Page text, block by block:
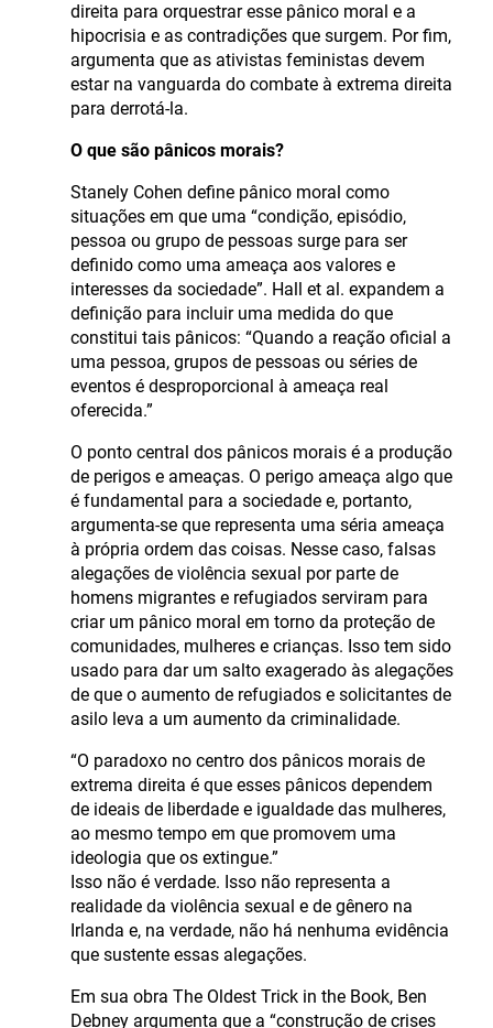
direita para orquestrar esse pânico moral e a
hipocrisia e as contradições que surgem. Por fim,
argumenta que as ativistas feministas devem
estar na vanguarda do combate à extrema direita
para derrotá-la.
O que são pânicos morais?
Stanely Cohen define pânico moral como
situações em que uma “condição, episódio,
pessoa ou grupo de pessoas surge para ser
definido como uma ameaça aos valores e
interesses da sociedade”. Hall et al. expandem a
definição para incluir uma medida do que
constitui tais pânicos: “Quando a reação oficial a
uma pessoa, grupos de pessoas ou séries de
eventos é desproporcional à ameaça real
oferecida.”
O ponto central dos pânicos morais é a produção
de perigos e ameaças. O perigo ameaça algo que
é fundamental para a sociedade e, portanto,
argumenta-se que representa uma séria ameaça
à própria ordem das coisas. Nesse caso, falsas
alegações de violência sexual por parte de
homens migrantes e refugiados serviram para
criar um pânico moral em torno da proteção de
comunidades, mulheres e crianças. Isso tem sido
usado para dar um salto exagerado às alegações
de que o aumento de refugiados e solicitantes de
asilo leva a um aumento da criminalidade.
“O paradoxo no centro dos pânicos morais de
extrema direita é que esses pânicos dependem
de ideais de liberdade e igualdade das mulheres,
ao mesmo tempo em que promovem uma
ideologia que os extingue.”
Isso não é verdade. Isso não representa a
realidade da violência sexual e de gênero na
Irlanda e, na verdade, não há nenhuma evidência
que sustente essas alegações.
Em sua obra The Oldest Trick in the Book, Ben
Debney argumenta que a “construção de crises